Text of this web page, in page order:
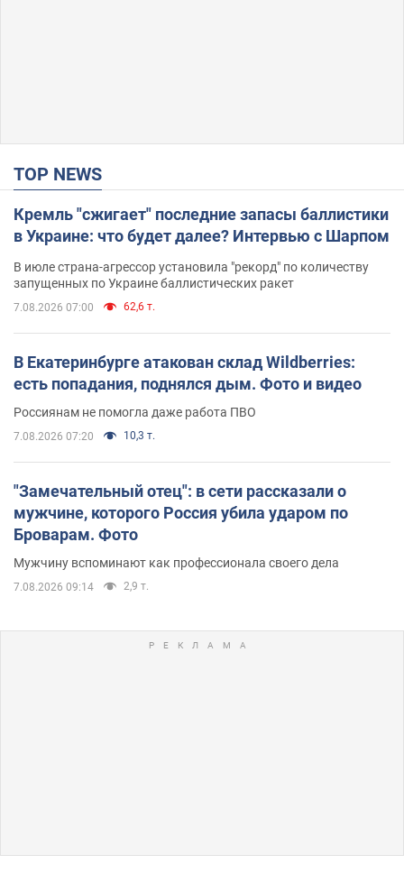
TOP NEWS
Кремль "сжигает" последние запасы баллистики
в Украине: что будет далее? Интервью с Шарпом
В июле страна-агрессор установила "рекорд" по количеству
запущенных по Украине баллистических ракет
7.08.2026 07:00 62,6 т.
В Екатеринбурге атакован склад Wildberries:
есть попадания, поднялся дым. Фото и видео
Россиянам не помогла даже работа ПВО
7.08.2026 07:20 10,3 т.
"Замечательный отец": в сети рассказали о
мужчине, которого Россия убила ударом по
Броварам. Фото
Мужчину вспоминают как профессионала своего дела
7.08.2026 09:14 2,9 т.